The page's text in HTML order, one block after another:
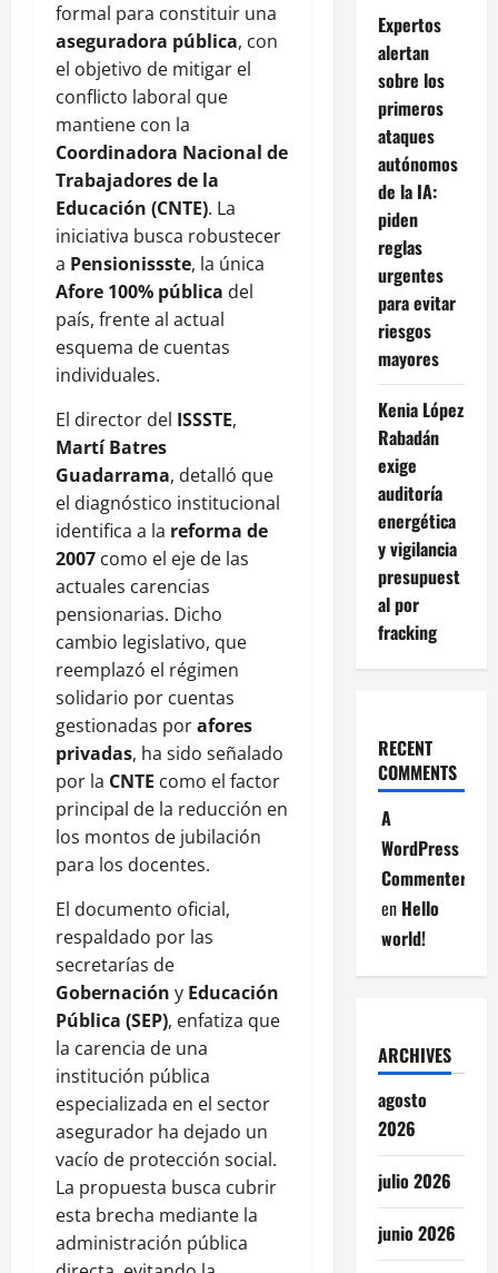
formal para constituir una
aseguradora pública, con
el objetivo de mitigar el
conflicto laboral que
mantiene con la
Coordinadora Nacional de
Trabajadores de la
Educación (CNTE). La
iniciativa busca robustecer
a Pensionissste, la única
Afore 100% pública del
país, frente al actual
esquema de cuentas
individuales.
El director del ISSSTE,
Martí Batres
Guadarrama, detalló que
el diagnóstico institucional
identifica a la reforma de
2007 como el eje de las
actuales carencias
pensionarias. Dicho
cambio legislativo, que
reemplazó el régimen
solidario por cuentas
gestionadas porafores
privadas, ha sido señalado
por la CNTE como el factor
principal de la reducción en
los montos de jubilación
para los docentes.
El documento oficial,
respaldado por las
secretarías de
Gobernación y Educación
Pública (SEP), enfatiza que
la carencia de una
institución pública
especializada en el sector
asegurador ha dejado un
vacío de protección social.
La propuesta busca cubrir
esta brecha mediante la
administración pública
Expertos
alertan
sobre los
primeros
ataques
autónomos
de la IA:
piden
reglas
urgentes
para evitar
riesgos
mayores
Kenia López
Rabadán
exige
auditoría
energética
y vigilancia
presupuest
al por
fracking
RECENT
COMMENTS
A
WordPress
Commenter
en Hello
world!
ARCHIVES
agosto
2026
julio 2026
junio 2026